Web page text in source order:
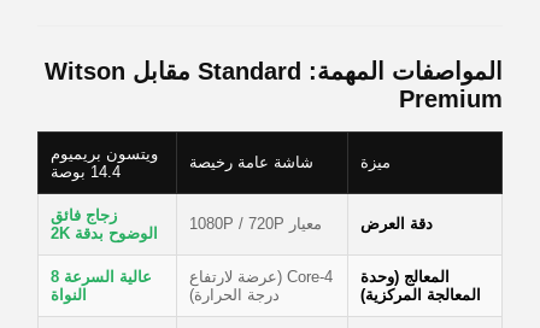
المواصفات المهمة: Standard مقابل Witson
Premium
ميزة شاشة عامة رخيصة
ويتسون بريميوم
14.4 بوصة
دقة العرض معيار 1080P / 720P
زجاج فائق
الوضوح بدقة 2K
المعالج (وحدة
المعالجة المركزية)
4-Core (عرضة لارتفاع
درجة الحرارة)
عالية السرعة 8
النواة